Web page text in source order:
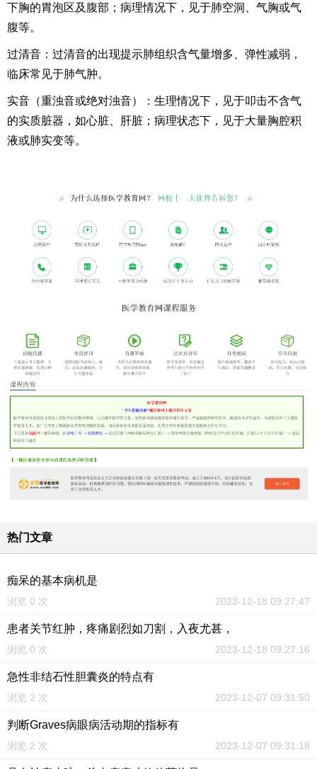
下胸的胃泡区及腹部；病理情况下，见于肺空洞、气胸或气
腹等。
过清音：过清音的出现提示肺组织含气量增多、弹性减弱，
临床常见于肺气肿。
实音（重浊音或绝对浊音）：生理情况下，见于叩击不含气
的实质脏器，如心脏、肝脏；病理状态下，见于大量胸腔积
液或肺实变等。
热门文章
痴呆的基本病机是
浏览 0 次 2023-12-18 09:27:47
患者关节红肿，疼痛剧烈如刀割，入夜尤甚，
浏览 0 次 2023-12-18 09:27:16
急性非结石性胆囊炎的特点有
浏览 2 次 2023-12-07 09:31:50
判断Graves病眼病活动期的指标有
浏览 2 次 2023-12-07 09:31:18